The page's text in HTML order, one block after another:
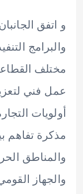
الجانبان على
التنفيذية
القطاعات،
لتعزيز
التجارة
تفاهم بين
الحرة
القومي